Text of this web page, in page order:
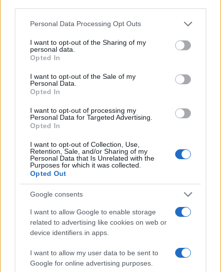
Please note that this website/app uses one or more Google
not limited to your visit or usage behaviour. You may click to
grant or deny consent to Google and its third-party tags to
use your data for below specified purposes in below Google
consent section.
Personal Data Processing Opt Outs
I want to opt-out of the Sharing of my
personal data.
Opted In
I want to opt-out of the Sale of my
Personal Data.
Opted In
I want to opt-out of processing my
Personal Data for Targeted Advertising.
Opted In
I want to opt-out of Collection, Use,
Retention, Sale, and/or Sharing of my
Personal Data that Is Unrelated with the
Purposes for which it was collected.
Opted Out
Google consents
I want to allow Google to enable storage
related to advertising like cookies on web or
device identifiers in apps.
I want to allow my user data to be sent to
Google for online advertising purposes.
Continua a leggere
FINANZA